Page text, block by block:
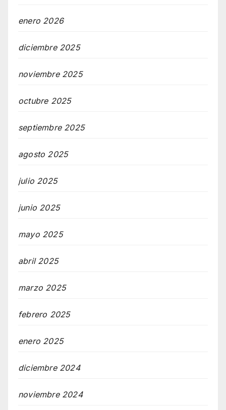
enero 2026
diciembre 2025
noviembre 2025
octubre 2025
septiembre 2025
agosto 2025
julio 2025
junio 2025
mayo 2025
abril 2025
marzo 2025
febrero 2025
enero 2025
diciembre 2024
noviembre 2024